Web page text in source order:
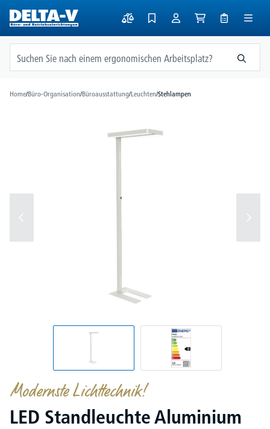
springen
Home/Büro-Organisation/Büroausstattung/Leuchten/Stehlampen
Modernste Lichttechnik!
LED Standleuchte Aluminium